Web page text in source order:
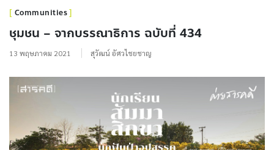
Communities
ชุมชน – จากบรรณาธิการ ฉบับที่ 434
13 พฤษภาคม 2021 สุวัฒน์ อัศวไชยชาญ